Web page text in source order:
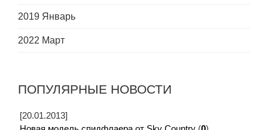
2019 Январь
2022 Март
ПОПУЛЯРНЫЕ НОВОСТИ
[20.01.2013]